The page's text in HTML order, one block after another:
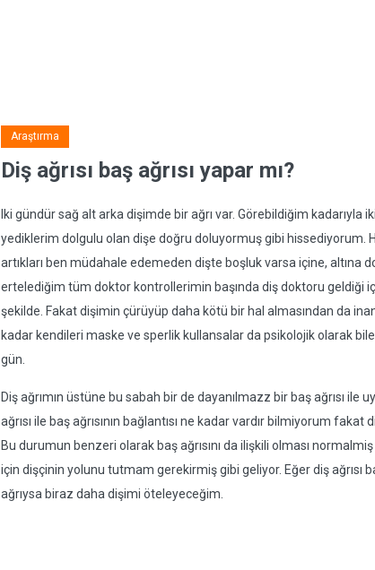
Araştırma
Diş ağrısı baş ağrısı yapar mı?
Iki gündür sağ alt arka dişimde bir ağrı var. Görebildiğim kadarıyla
yediklerim dolgulu olan dişe doğru doluyormuş gibi hissediyorum.
artıkları ben müdahale edemeden dişte boşluk varsa içine, altına
ertelediğim tüm doktor kontrollerimin başında diş doktoru geldiği
şekilde. Fakat dişimin çürüyüp daha kötü bir hal almasından da
kadar kendileri maske ve sperlik kullansalar da psikolojik olarak
gün.
Diş ağrımın üstüne bu sabah bir de dayanılmazz bir baş ağrısı ile
ağrısı ile baş ağrısının bağlantısı ne kadar vardır bilmiyorum
Bu durumun benzeri olarak baş ağrısını da ilişkili olması
için dişçinin yolunu tutmam gerekirmiş gibi geliyor. Eğer diş ağrısı
ağrıysa biraz daha dişimi öteleyeceğim.